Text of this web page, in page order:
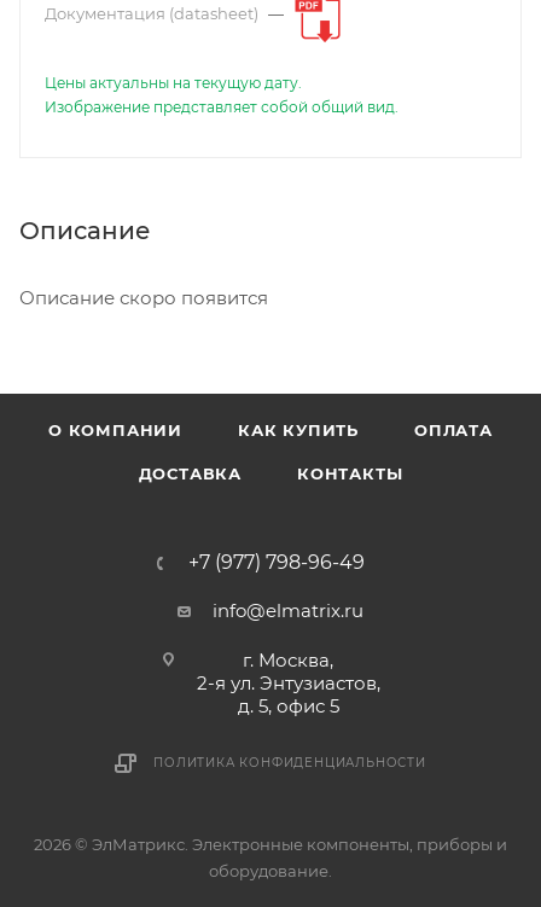
Документация (datasheet) —
Цены актуальны на текущую дату.
Изображение представляет собой общий вид.
Описание
Описание скоро появится
О КОМПАНИИ КАК КУПИТЬ ОПЛАТА
ДОСТАВКА КОНТАКТЫ
+7 (977) 798-96-49
info@elmatrix.ru
г. Москва,
2-я ул. Энтузиастов,
д. 5, офис 5
ПОЛИТИКА КОНФИДЕНЦИАЛЬНОСТИ
2026 © ЭлМатрикс. Электронные компоненты, приборы и
оборудование.